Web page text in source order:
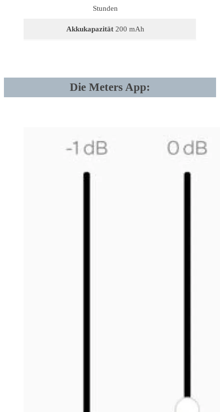
Stunden
Akkukapazität 200 mAh
Die Meters App: